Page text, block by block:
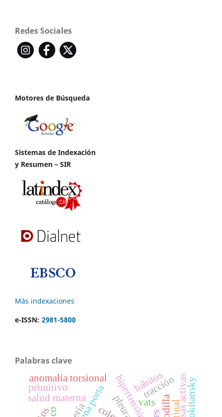
Redes Sociales
Motores de Búsqueda
Sistemas de Indexación
y Resumen – SIR
Más indexaciones
e-ISSN: 2981-5800
Palabras clave
vena porta
salud materna
anomalía torsional
vats
tracción
primitivo
pleura
hábitos pausas activas